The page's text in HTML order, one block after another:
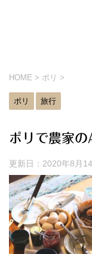
HOME > ポリ >
ポリ 旅行
ポリで農家
更新日： 2020年8月